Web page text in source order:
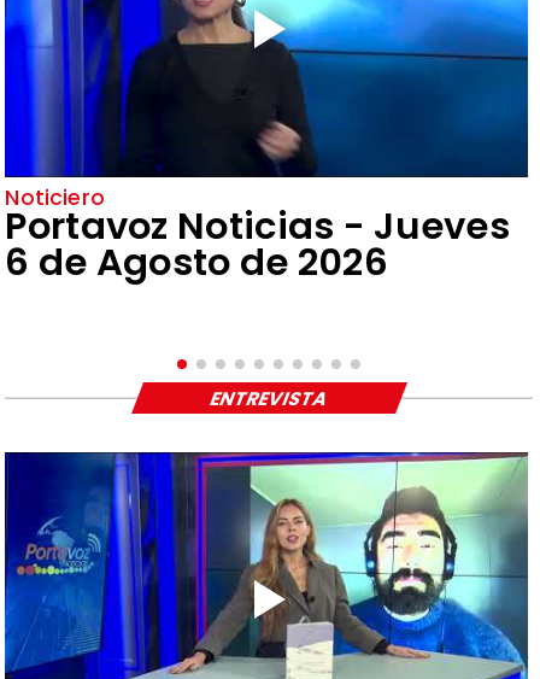
Noticiero
Portavoz Noticias - Jueves
6 de Agosto de 2026
ENTREVISTA